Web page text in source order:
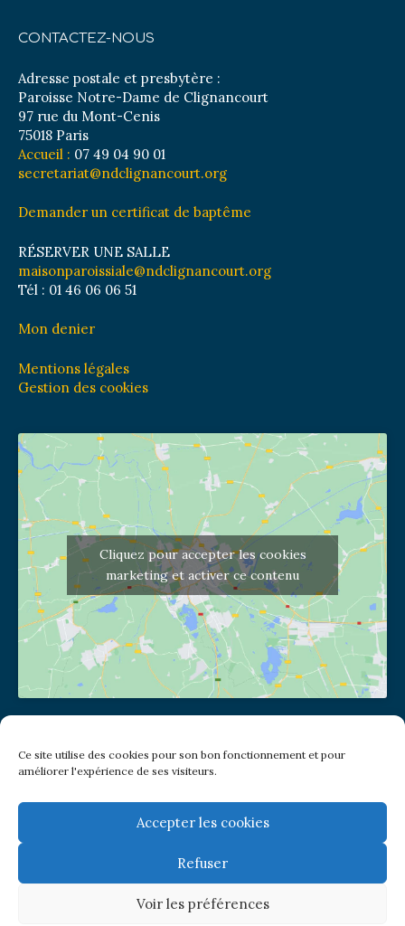
Ce site utilise des cookies pour son bon fonctionnement et pour
améliorer l'expérience de ses visiteurs.
Accepter les cookies
Refuser
Voir les préférences
CONTACTEZ-NOUS
Adresse postale et presbytère :
Paroisse Notre-Dame de Clignancourt
97 rue du Mont-Cenis
75018 Paris
Accueil : 07 49 04 90 01
secretariat@ndclignancourt.org
Demander un certificat de baptême
RÉSERVER UNE SALLE
maisonparoissiale@ndclignancourt.org
Tél : 01 46 06 06 51
Mon denier
Mentions légales
Gestion des cookies
Cliquez pour accepter les cookies
marketing et activer ce contenu
(pas de courrier à cette adresse)
2 place Jules Joffrin - 75018
Metro: Jules Joffrin ou Simplon
Bus : Mairie du XVIII
Newsletter